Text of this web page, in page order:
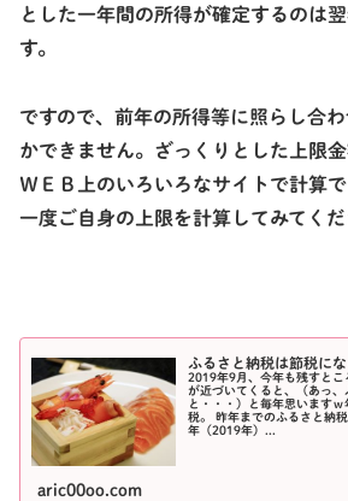
とした一年間の所得が確定するのは
す。
ですので、前年の所得等に照らし合
かできません。ざっくりとした上限金
ＷＥＢ上のいろいろなサイトで計算
一度ご自身の上限を計算してみてくだ
ふるさと納税は節税にな
2019年9月、今年も残すと
が近づいてくると、（あっ、
と・・・）と毎年思いますｗ
税。 昨年までのふるさと納
年（2019年）...
aric00oo.com